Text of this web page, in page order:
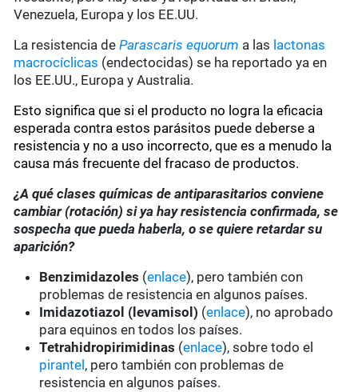
Venezuela, Europa y los EE.UU.
La resistencia deParascaris equorum a las lactonas
macrocíclicas (endectocidas) se ha reportado ya en
los EE.UU., Europa y Australia.
Esto significa que si el producto no logra la eficacia
esperada contra estos parásitos puede deberse a
resistencia y no a uso incorrecto, que es a menudo la
causa más frecuente del fracaso de productos.
¿A qué clases químicas de antiparasitarios conviene
cambiar (rotación) si ya hay resistencia confirmada, se
sospecha que pueda haberla, o se quiere retardar su
aparición?
Benzimidazoles (enlace), pero también con
problemas de resistencia en algunos países.
Imidazotiazol (levamisol) (enlace), no aprobado
para equinos en todos los países.
Tetrahidropirimidinas (enlace), sobre todo el
pirantel , pero también con problemas de
resistencia en algunos países.